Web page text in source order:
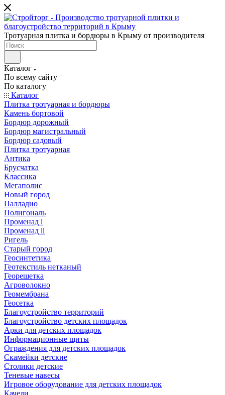
Тротуарная плитка и бордюры в Крыму от производителя
Каталог
По всему сайту
По каталогу
Каталог
Плитка тротуарная и бордюры
Камень бортовой
Бордюр дорожный
Бордюр магистральный
Бордюр садовый
Плитка тротуарная
Антика
Брусчатка
Классика
Мегаполис
Новый город
Палладио
Полигональ
Променад l
Променад ll
Ригель
Старый город
Геосинтетика
Геотекстиль нетканый
Георешетка
Агроволокно
Геомембрана
Геосетка
Благоустройство территорий
Благоустройство детских площадок
Арки для детских площадок
Информационные щиты
Ограждения для детских площадок
Скамейки детские
Столики детские
Теневые навесы
Игровое оборудование для детских площадок
Качели